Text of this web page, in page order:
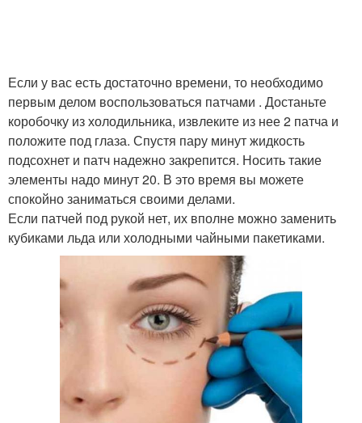
Если у вас есть достаточно времени, то необходимо
первым делом воспользоваться патчами . Достаньте
коробочку из холодильника, извлеките из нее 2 патча и
положите под глаза. Спустя пару минут жидкость
подсохнет и патч надежно закрепится. Носить такие
элементы надо минут 20. В это время вы можете
спокойно заниматься своими делами.
Если патчей под рукой нет, их вполне можно заменить
кубиками льда или холодными чайными пакетиками.